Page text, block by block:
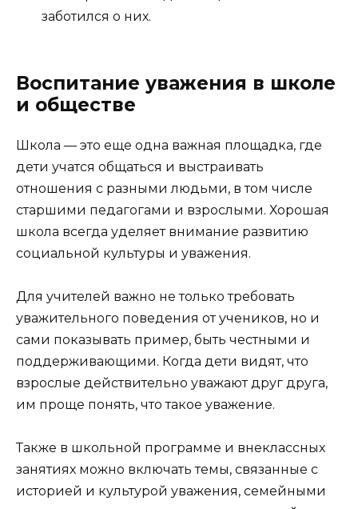
заботился о них.
Воспитание уважения в школе
и обществе
Школа — это еще одна важная площадка, где
дети учатся общаться и выстраивать
отношения с разными людьми, в том числе
старшими педагогами и взрослыми. Хорошая
школа всегда уделяет внимание развитию
социальной культуры и уважения.
Для учителей важно не только требовать
уважительного поведения от учеников, но и
сами показывать пример, быть честными и
поддерживающими. Когда дети видят, что
взрослые действительно уважают друг друга,
им проще понять, что такое уважение.
Также в школьной программе и внеклассных
занятиях можно включать темы, связанные с
историей и культурой уважения, семейными